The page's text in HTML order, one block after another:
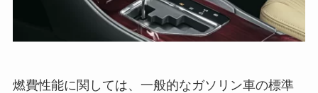
燃費性能に関しては、一般的なガソリン車の標準